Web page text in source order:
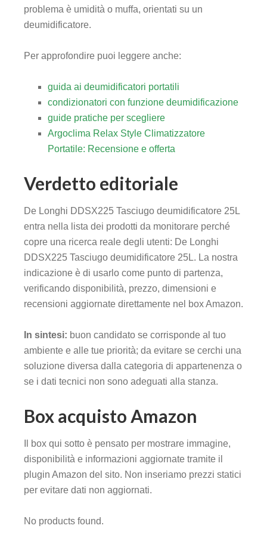
problema è umidità o muffa, orientati su un
deumidificatore.
Per approfondire puoi leggere anche:
guida ai deumidificatori portatili
condizionatori con funzione deumidificazione
guide pratiche per scegliere
Argoclima Relax Style Climatizzatore
Portatile: Recensione e offerta
Verdetto editoriale
De Longhi DDSX225 Tasciugo deumidificatore 25L
entra nella lista dei prodotti da monitorare perché
copre una ricerca reale degli utenti: De Longhi
DDSX225 Tasciugo deumidificatore 25L. La nostra
indicazione è di usarlo come punto di partenza,
verificando disponibilità, prezzo, dimensioni e
recensioni aggiornate direttamente nel box Amazon.
In sintesi: buon candidato se corrisponde al tuo
ambiente e alle tue priorità; da evitare se cerchi una
soluzione diversa dalla categoria di appartenenza o
se i dati tecnici non sono adeguati alla stanza.
Box acquisto Amazon
Il box qui sotto è pensato per mostrare immagine,
disponibilità e informazioni aggiornate tramite il
plugin Amazon del sito. Non inseriamo prezzi statici
per evitare dati non aggiornati.
No products found.